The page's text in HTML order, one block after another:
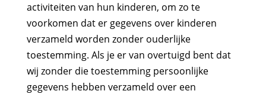
activiteiten van hun kinderen, om zo te
voorkomen dat er gegevens over kinderen
verzameld worden zonder ouderlijke
toestemming. Als je er van overtuigd bent dat
wij zonder die toestemming persoonlijke
gegevens hebben verzameld over een